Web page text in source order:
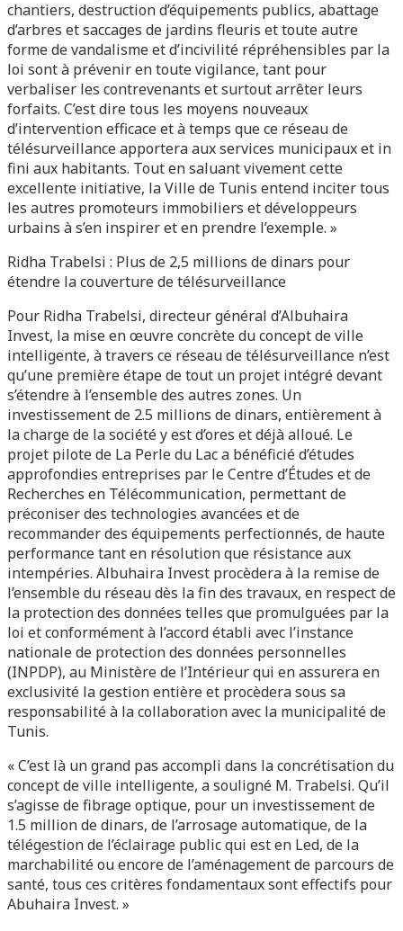
chantiers, destruction d’équipements publics, abattage
d’arbres et saccages de jardins fleuris et toute autre
forme de vandalisme et d’incivilité répréhensibles par la
loi sont à prévenir en toute vigilance, tant pour
verbaliser les contrevenants et surtout arrêter leurs
forfaits. C’est dire tous les moyens nouveaux
d’intervention efficace et à temps que ce réseau de
télésurveillance apportera aux services municipaux et in
fini aux habitants. Tout en saluant vivement cette
excellente initiative, la Ville de Tunis entend inciter tous
les autres promoteurs immobiliers et développeurs
urbains à s’en inspirer et en prendre l’exemple. »
Ridha Trabelsi : Plus de 2,5 millions de dinars pour
étendre la couverture de télésurveillance
Pour Ridha Trabelsi, directeur général d’Albuhaira
Invest, la mise en œuvre concrète du concept de ville
intelligente, à travers ce réseau de télésurveillance n’est
qu’une première étape de tout un projet intégré devant
s’étendre à l’ensemble des autres zones. Un
investissement de 2.5 millions de dinars, entièrement à
la charge de la société y est d’ores et déjà alloué. Le
projet pilote de La Perle du Lac a bénéficié d’études
approfondies entreprises par le Centre d’Études et de
Recherches en Télécommunication, permettant de
préconiser des technologies avancées et de
recommander des équipements perfectionnés, de haute
performance tant en résolution que résistance aux
intempéries. Albuhaira Invest procèdera à la remise de
l’ensemble du réseau dès la fin des travaux, en respect de
la protection des données telles que promulguées par la
loi et conformément à l’accord établi avec l’instance
nationale de protection des données personnelles
(INPDP), au Ministère de l’Intérieur qui en assurera en
exclusivité la gestion entière et procèdera sous sa
responsabilité à la collaboration avec la municipalité de
Tunis.
« C’est là un grand pas accompli dans la concrétisation du
concept de ville intelligente, a souligné M. Trabelsi. Qu’il
s’agisse de fibrage optique, pour un investissement de
1.5 million de dinars, de l’arrosage automatique, de la
télégestion de l’éclairage public qui est en Led, de la
marchabilité ou encore de l’aménagement de parcours de
santé, tous ces critères fondamentaux sont effectifs pour
Abuhaira Invest. »